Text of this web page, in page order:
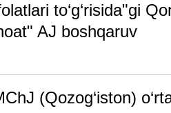
to‘g‘risida"gi
AJ boshqaruv
(Qozog‘iston)